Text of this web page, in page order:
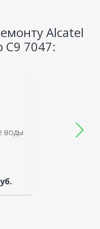
Alcatel
C9 7047:
воды